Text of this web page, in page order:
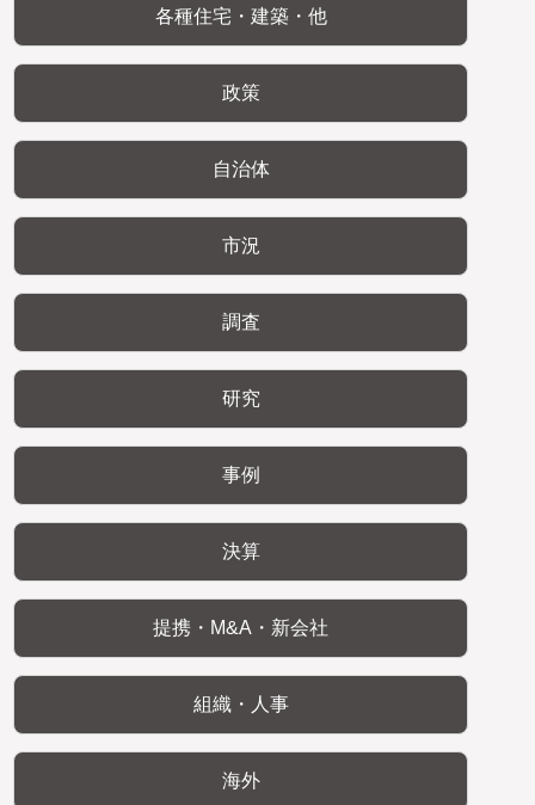
各種住宅・建築・他
政策
自治体
市況
調査
研究
事例
決算
提携・M&A・新会社
組織・人事
海外